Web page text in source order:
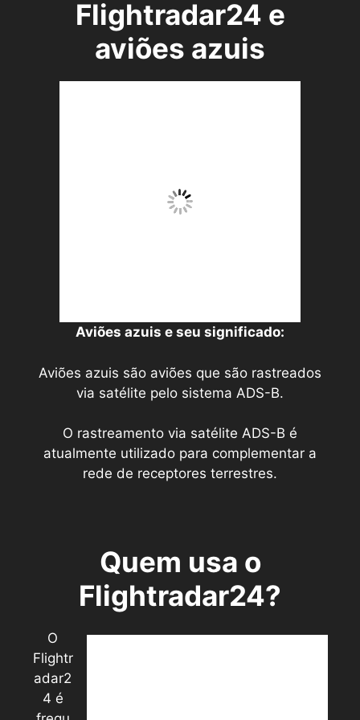
Flightradar24 e
aviões azuis
Aviões azuis e seu significado:
Aviões azuis são aviões que são rastreados
via satélite pelo sistema ADS-B.
O rastreamento via satélite ADS-B é
atualmente utilizado para complementar a
rede de receptores terrestres.
Quem usa o
Flightradar24?
O
Flightr
adar2
4 é